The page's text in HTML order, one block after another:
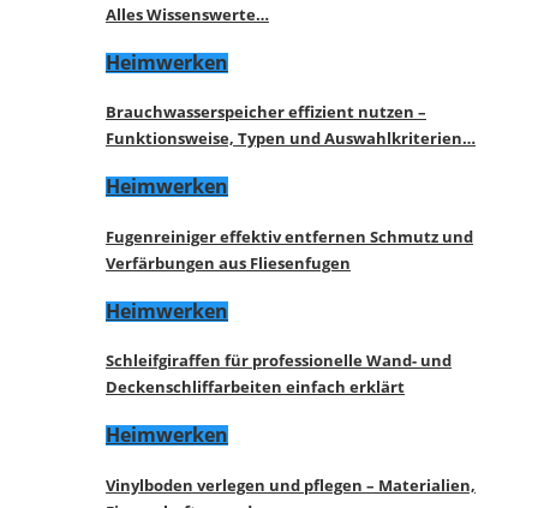
Alles Wissenswerte…
Heimwerken
Brauchwasserspeicher effizient nutzen –
Funktionsweise, Typen und Auswahlkriterien…
Heimwerken
Fugenreiniger effektiv entfernen Schmutz und
Verfärbungen aus Fliesenfugen
Heimwerken
Schleifgiraffen für professionelle Wand- und
Deckenschliffarbeiten einfach erklärt
Heimwerken
Vinylboden verlegen und pflegen – Materialien,